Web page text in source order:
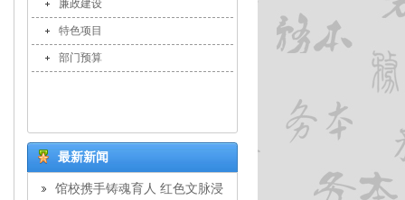
廉政建设
特色项目
部门预算
最新新闻
馆校携手铸魂育人 红色文脉浸